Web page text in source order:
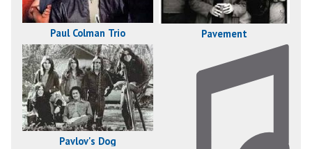
Paul Colman Trio Pavement
Pavlov's Dog